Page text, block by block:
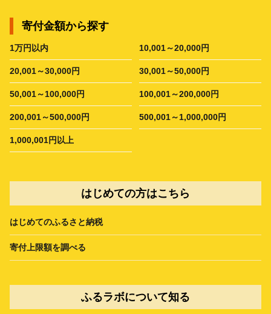
寄付金額から探す
1万円以内 10,001～20,000円
20,001～30,000円 30,001～50,000円
50,001～100,000円 100,001～200,000円
200,001～500,000円 500,001～1,000,000円
1,000,001円以上
はじめての方はこちら
はじめてのふるさと納税
寄付上限額を調べる
ふるラボについて知る